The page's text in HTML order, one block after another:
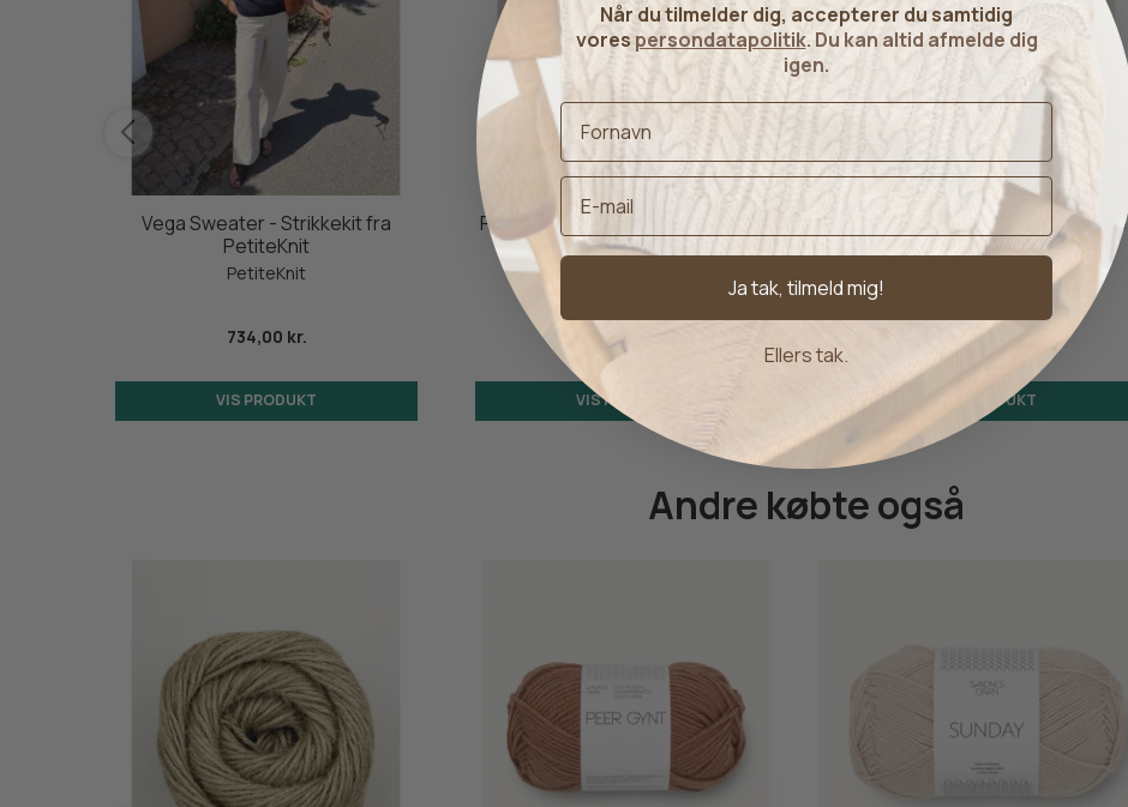
Vega Sweater - Strikkekit fra
PetiteKnit
PetiteKnit
734,00 kr.
VIS PRODUKT
Plain Yoke Sweater - Strikkekit fra
LeKnit / Lene Holme Samsøe
le knit - Lene Holme Samsøe
529,00 kr.
VIS PRODUKT
Rosie Sweater - Strikkekit fra Le
Knit / Lene Holme Samsøe
le knit - Lene Holme Samsøe
869,00 kr.
VIS PRODUKT
Andre købte også
Når du tilmelder dig, accepterer du samtidig
vores persondatapolitik. Du kan altid afmelde dig
igen.
Ja tak, tilmeld mig!
Ellers tak.